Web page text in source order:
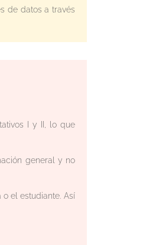
de datos a través
I y II, lo que
general y no
el estudiante. Así